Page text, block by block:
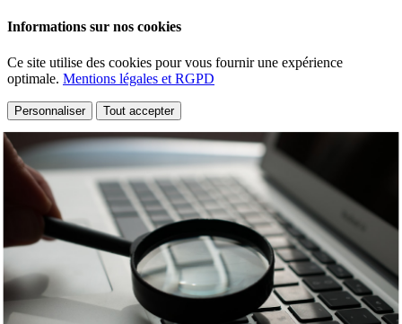
Informations sur nos cookies
Ce site utilise des cookies pour vous fournir une expérience
optimale. Mentions légales et RGPD
Personnaliser Tout accepter